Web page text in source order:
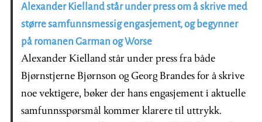
Alexander Kielland står under press om å skrive med
større samfunnsmessig engasjement, og begynner
på romanen Garman og Worse
Alexander Kielland står under press fra både
Bjørnstjerne Bjørnson og Georg Brandes for å skrive
noe vektigere, bøker der hans engasjement i aktuelle
samfunnsspørsmål kommer klarere til uttrykk.